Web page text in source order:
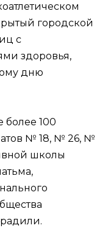
городской
с
здоровья,
дню
более 100
№ 18, № 26, №
школы